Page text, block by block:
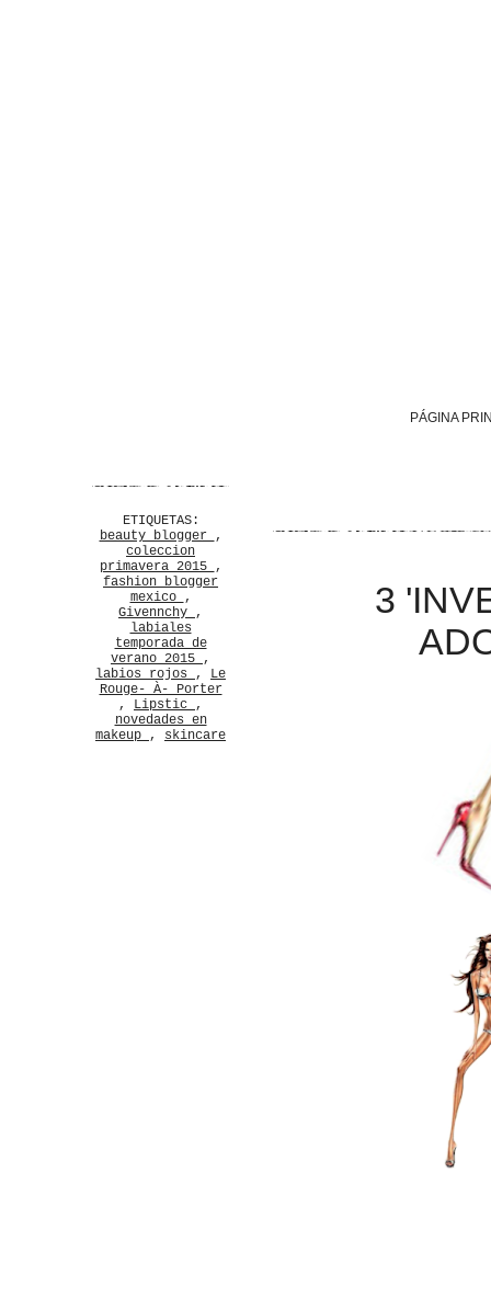
PÁGINA
3
ETIQUETAS:
beauty blogger ,
coleccion
primavera 2015 ,
fashion blogger
mexico ,
Givennchy ,
labiales
temporada de
verano 2015 ,
labios rojos , Le
Rouge- À- Porter
, Lipstic ,
novedades en
makeup , skincare